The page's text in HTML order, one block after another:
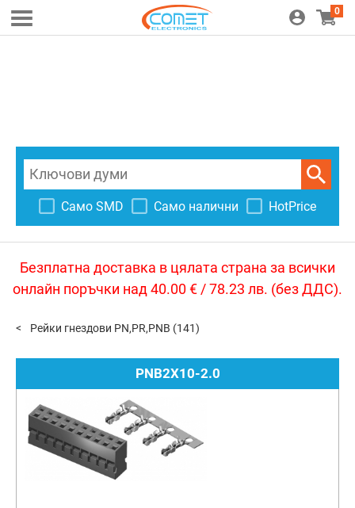
0
Само SMD Само налични HotPrice
Безплатна доставка в цялата страна за всички
онлайн поръчки над 40.00 € / 78.23 лв. (без ДДС).
Рейки гнездови PN,PR,PNB (141)
PNB2X10-2.0